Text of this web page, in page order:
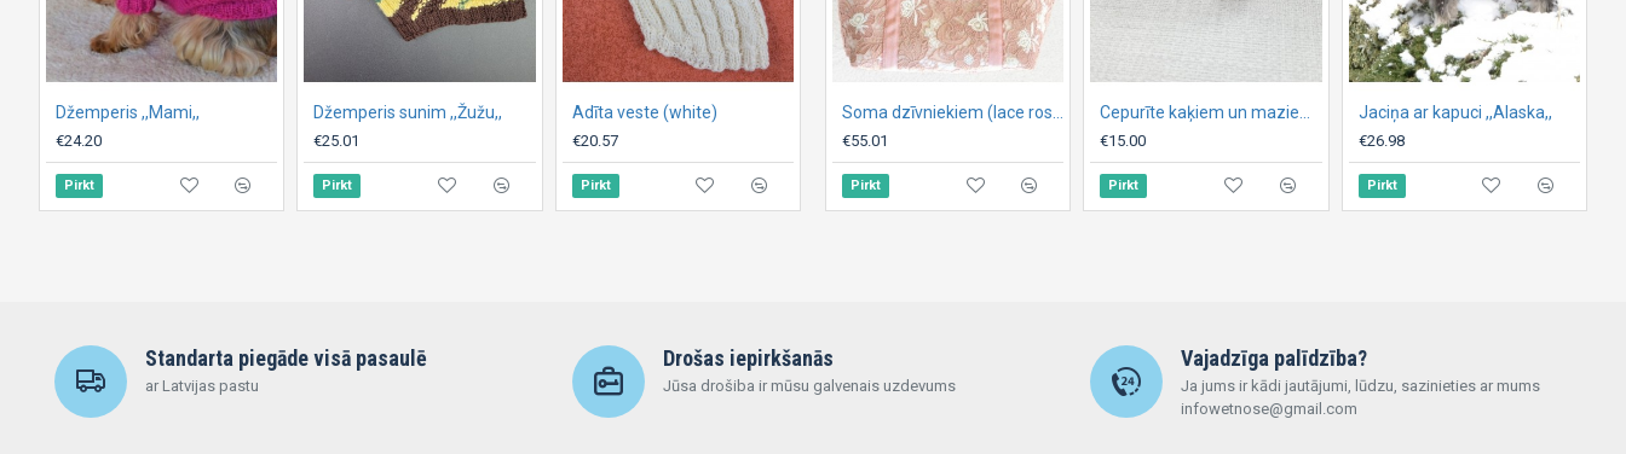
Džemperis ,,Mami,,
€24.20
Pirkt
Džemperis sunim ,,Žužu,,
€25.01
Pirkt
Adīta veste (white)
€20.57
Pirkt
Adīta veste kaķim ,,Guffy,,
€20.57
Pirkt
Adīta veste kaķim ,,Max,,
€26.62
Pirkt
€55.01
Pirkt
€15.00
Pirkt
Jaciņa ar kapuci ,,Alaska,,
€26.98
Pirkt
Standarta piegāde visā pasaulē
ar Latvijas pastu
Drošas iepirkšanās
Jūsa drošiba ir mūsu galvenais uzdevums
Vajadzīga palīdzība?
Ja jums ir kādi jautājumi, lūdzu, sazinieties ar mums
infowetnose@gmail.com